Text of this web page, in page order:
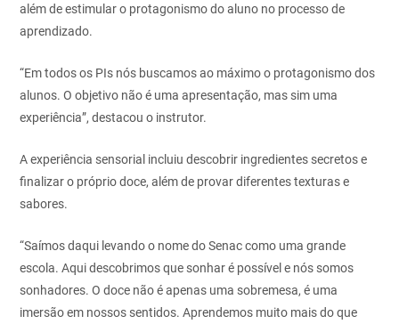
além de estimular o protagonismo do aluno no processo de
aprendizado.
“Em todos os PIs nós buscamos ao máximo o protagonismo dos
alunos. O objetivo não é uma apresentação, mas sim uma
experiência”, destacou o instrutor.
A experiência sensorial incluiu descobrir ingredientes secretos e
finalizar o próprio doce, além de provar diferentes texturas e
sabores.
“Saímos daqui levando o nome do Senac como uma grande
escola. Aqui descobrimos que sonhar é possível e nós somos
sonhadores. O doce não é apenas uma sobremesa, é uma
imersão em nossos sentidos. Aprendemos muito mais do que